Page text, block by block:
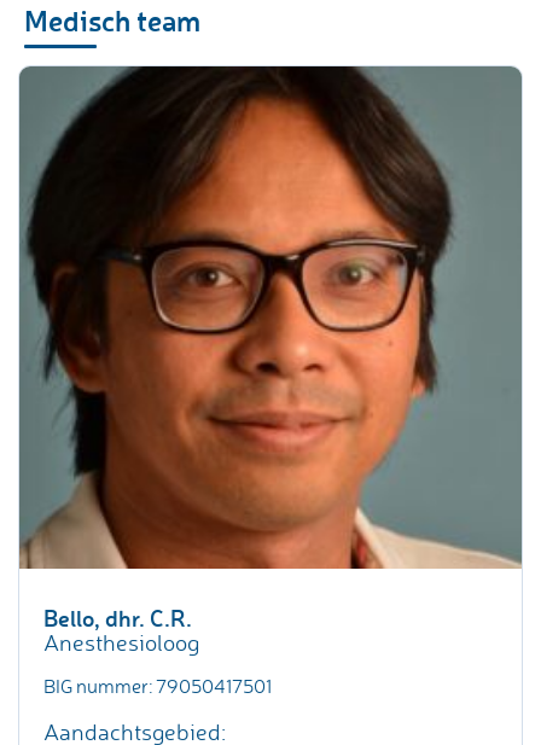
Medisch team
Bello, dhr. C.R.
Anesthesioloog
BIG nummer: 79050417501
Aandachtsgebied: